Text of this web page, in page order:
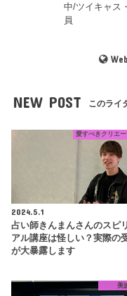
中/ツイキャス
員
NEW POST このライ
愛すべきクリエ
2024.5.1
占い師きんまんさんのスピ
アル講座は怪しい？実際の
が大暴露します
美